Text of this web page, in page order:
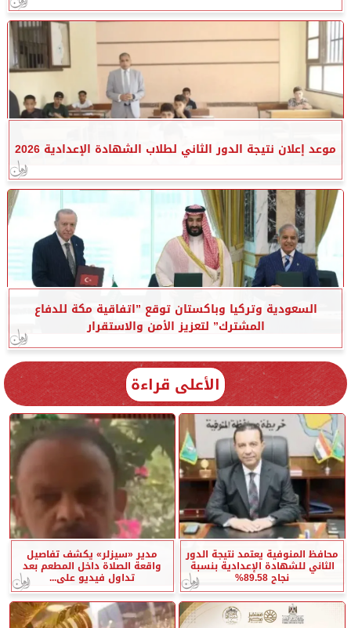
موعد إعلان نتيجة الدور الثاني لطلاب الشهادة الإعدادية 2026
السعودية وتركيا وباكستان توقع ”اتفاقية مكة للدفاع
المشترك” لتعزيز الأمن والاستقرار
الأعلى قراءة
محافظ المنوفية يعتمد نتيجة الدور
الثاني للشهادة الإعدادية بنسبة
نجاح 89.58%
مدير «سيزلر» يكشف تفاصيل
واقعة الصلاة داخل المطعم بعد
تداول فيديو على...